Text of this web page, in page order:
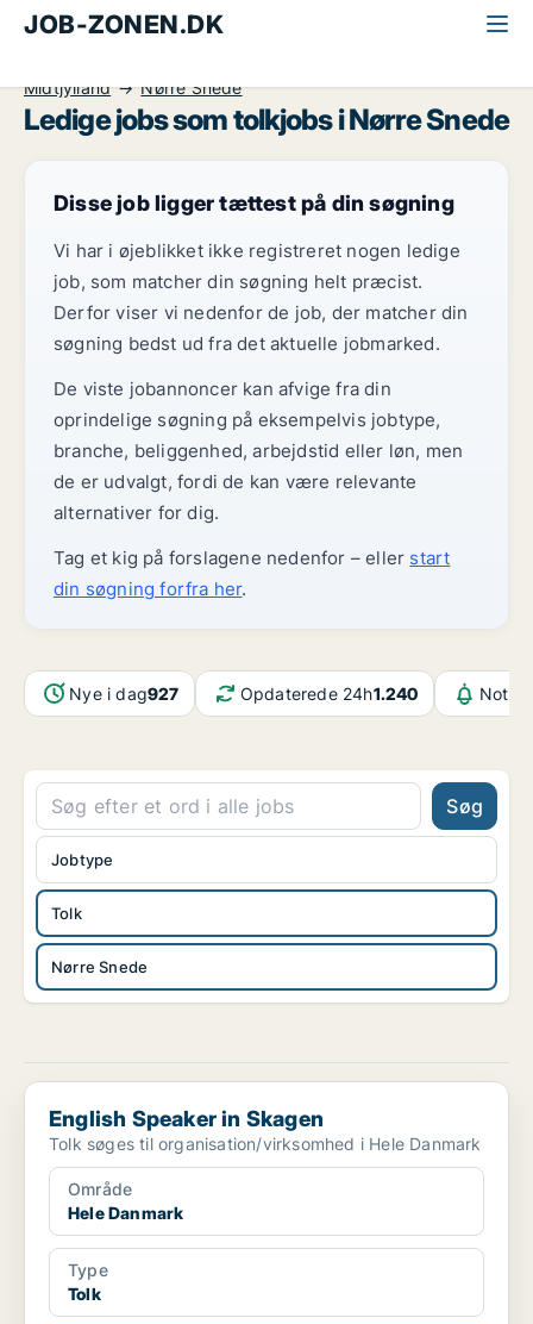
JOB-ZONEN.DK
Midtjylland
Nørre Snede
Ledige jobs som tolkjobs i Nørre Snede
Disse job ligger tættest på din søgning
Vi har i øjeblikket ikke registreret nogen ledige
job, som matcher din søgning helt præcist.
Derfor viser vi nedenfor de job, der matcher din
søgning bedst ud fra det aktuelle jobmarked.
De viste jobannoncer kan afvige fra din
oprindelige søgning på eksempelvis jobtype,
branche, beliggenhed, arbejdstid eller løn, men
de er udvalgt, fordi de kan være relevante
alternativer for dig.
Tag et kig på forslagene nedenfor – eller start
din søgning forfra her.
Nye i dag927 Opdaterede 24h1.240
Søg
Tolk
Nørre Snede
Jobtype
English Speaker in Skagen
English Speaker in Skagen
Tolk søges til organisation/virksomhed i Hele Danmark
Område
Hele Danmark
Type
Tolk